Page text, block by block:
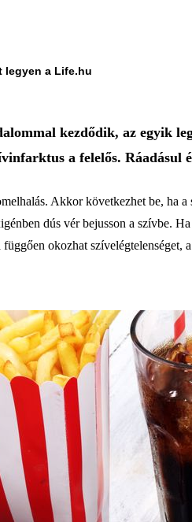
legyen a Life.hu
kezdődik, az egyik
a felelős. Ráadásul
Akkor következhet be, ha
dús vér bejusson a szívbe.
okozhat